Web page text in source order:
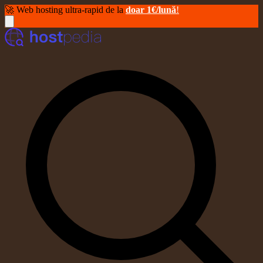
🚀 Web hosting ultra-rapid de la doar 1€/lună!